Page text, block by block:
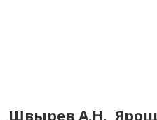
Швырев А.Н.,